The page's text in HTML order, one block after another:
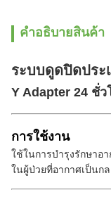
คําอธิบายสินค้า
ระบบดูดปิดประ
Y Adapter 24 ชั่ว
การใช้งาน
ใช้ในการบํารุงรักษาอ
ในผู้ป่วยที่อากาศเป็นกล